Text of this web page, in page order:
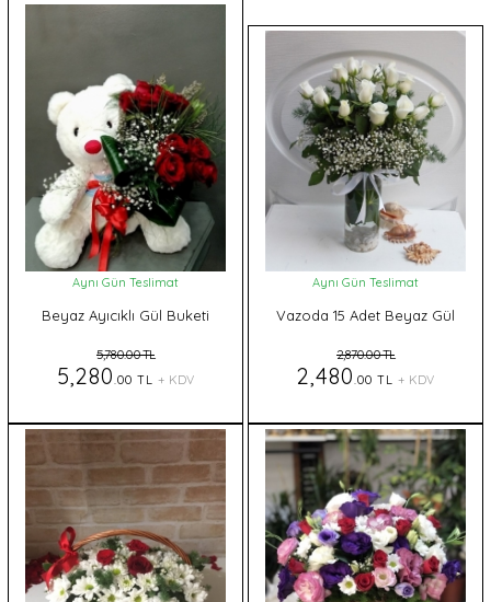
Aynı Gün Teslimat
Beyaz Ayıcıklı Gül Buketi
5,780.00 TL
5,280.00 TL + KDV
Aynı Gün Teslimat
Vazoda 15 Adet Beyaz Gül
2,870.00 TL
2,480.00 TL+ KDV